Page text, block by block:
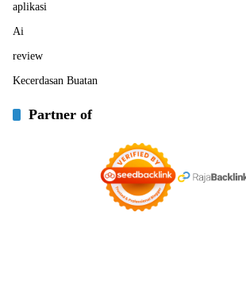
aplikasi
Ai
review
Kecerdasan Buatan
Partner of